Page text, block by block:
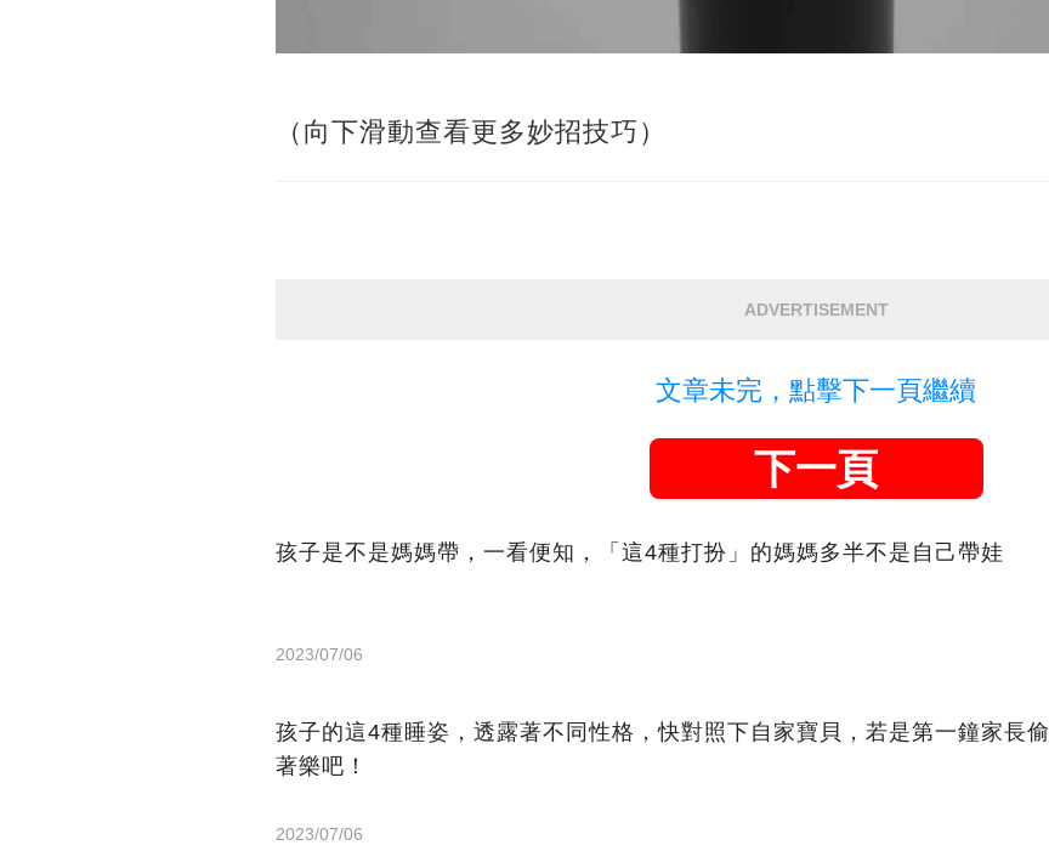
（向下滑動查看更多妙招技巧）
ADVERTISEMENT
文章未完，點擊下一頁繼續
下一頁
孩子是不是媽媽帶，一看便知，「這4種打扮」的媽媽多半不是自己帶娃
2023/07/06
孩子的這4種睡姿，透露著不同性格，快對照下自家寶貝，若是第一鐘家長偷
著樂吧！
2023/07/06